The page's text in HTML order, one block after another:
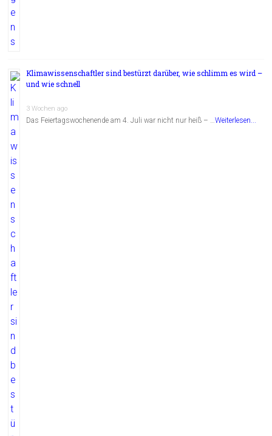
Klimawissenschaftler sind bestürzt darüber, wie schlimm es wird –
und wie schnell
3 Wochen ago
Das Feiertagswochenende am 4. Juli war nicht nur heiß – …Weiterlesen...